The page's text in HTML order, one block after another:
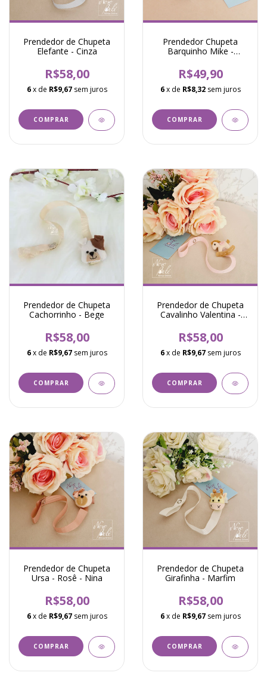
Prendedor de Chupeta
Elefante - Cinza
R$58,00
6 x de R$9,67 sem juros
Prendedor Chupeta
Barquinho Mike -
R$49,90
6 x de R$8,32 sem juros
Prendedor de Chupeta
Cachorrinho - Bege
R$58,00
6 x de R$9,67 sem juros
Prendedor de Chupeta
Cavalinho Valentina -
R$58,00
6 x de R$9,67 sem juros
Prendedor de Chupeta
Ursa - Rosê - Nina
R$58,00
6 x de R$9,67 sem juros
Prendedor de Chupeta
Girafinha - Marfim
R$58,00
6 x de R$9,67 sem juros